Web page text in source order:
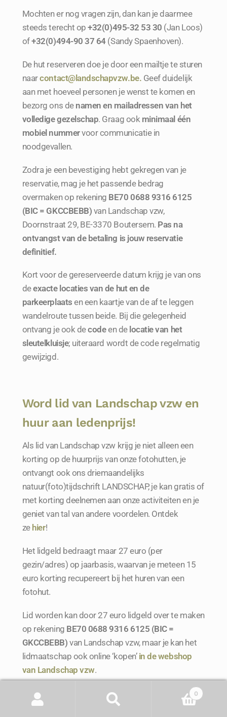
Mochten er nog vragen zijn, dan kan je daarmee
steeds terecht op+32(0)495-32 53 30 (Jan Loos)
of+32(0)494-90 37 64(Sandy Spaenhoven).
De hut reserveren doe je door een mailtje te sturen
naarcontact@landschapvzw.be. Geef duidelijk
aan met hoeveel personen je wenst te komen en
bezorg ons de namen en mailadressen van het
volledige gezelschap. Graag ook minimaal één
mobiel nummervoor communicatie in
noodgevallen.
Zodra je een bevestiging hebt gekregen van je
reservatie, mag je het passende bedrag
overmaken op rekening BE70 0688 9316 6125
(BIC = GKCCBEBB) van Landschap vzw,
Doornstraat 29, BE-3370 Boutersem. Pas na
ontvangst van de betaling is jouw reservatie
definitief.
Kort voor de gereserveerde datum krijg je van ons
deexacte locaties van de hut en de
parkeerplaats en een kaartje van de af te leggen
wandelroute tussen beide. Bij die gelegenheid
ontvang je ook decodeen de locatie van het
sleutelkluisje; uiteraard wordt de code regelmatig
gewijzigd.
Word lid van Landschap vzw en
huur aan ledenprijs!
Als lid van Landschap vzw krijg je niet alleen een
korting op de huurprijs van onze fotohutten, je
ontvangt ook ons driemaandelijks
natuur(foto)tijdschrift LANDSCHAP, je kan gratis of
met korting deelnemen aan onze activiteiten en je
geniet van tal van andere voordelen. Ontdek
ze hier!
Het lidgeld bedraagt maar 27 euro (per
gezin/adres) op jaarbasis, waarvan je meteen 15
euro korting recupereert bij het huren van een
fotohut.
Lid worden kan door 27 euro lidgeld over te maken
op rekening BE70 0688 9316 6125 (BIC =
GKCCBEBB)van Landschap vzw, maar je kan het
lidmaatschap ook online ‘kopen’ in dewebshop
van Landschap vzw.
0